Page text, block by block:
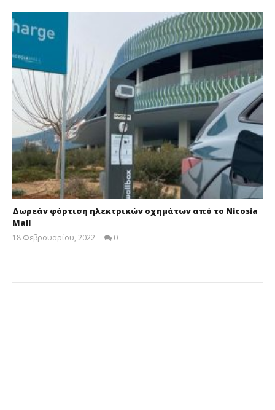
Δωρεάν φόρτιση ηλεκτρικών οχημάτων από το Nicosia
Mall
18 Φεβρουαρίου, 2022
0